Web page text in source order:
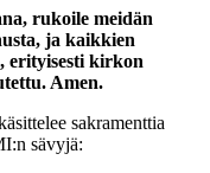
rukoile meidän
ja kaikkien
erityisesti kirkon
Amen.
sakramenttia
sävyjä: